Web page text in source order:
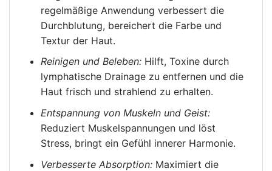
regelmäßige Anwendung verbessert die
Durchblutung, bereichert die Farbe und
Textur der Haut.
Reinigen und Beleben:Hilft, Toxine durch
lymphatische Drainage zu entfernen und die
Haut frisch und strahlend zu erhalten.
Entspannung von Muskeln und Geist:
Reduziert Muskelspannungen und löst
Stress, bringt ein Gefühl innerer Harmonie.
Verbesserte Absorption:Maximiert die